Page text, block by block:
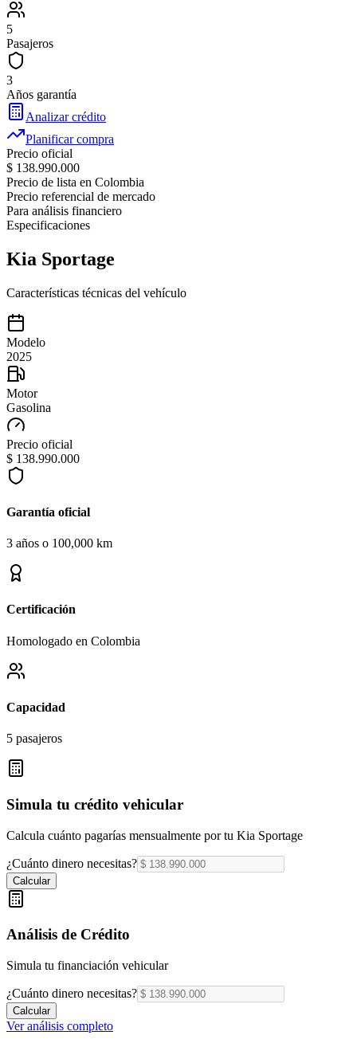
5
Pasajeros
3
Años garantía
Analizar crédito
Planificar compra
Precio oficial
$ 138.990.000
Precio de lista en Colombia
Precio referencial de mercado
Para análisis financiero
Especificaciones
Kia Sportage
Características técnicas del vehículo
Modelo
2025
Motor
Gasolina
Precio oficial
$ 138.990.000
Garantía oficial
3 años o 100,000 km
Certificación
Homologado en Colombia
Capacidad
5 pasajeros
Simula tu crédito vehicular
Calcula cuánto pagarías mensualmente por tu Kia Sportage
¿Cuánto dinero necesitas?
Calcular
Análisis de Crédito
Simula tu financiación vehicular
¿Cuánto dinero necesitas?
Calcular
Ver análisis completo